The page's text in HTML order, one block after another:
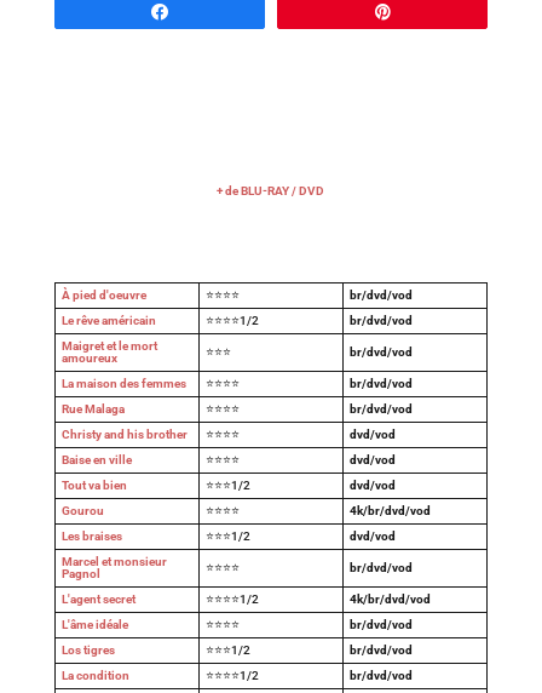
+ de BLU-RAY / DVD
À pied d'oeuvre ⭐⭐⭐⭐
br/dvd/vod
Le rêve américain
⭐⭐⭐⭐1/2
br/dvd/vod
Maigret et le mort
amoureux
⭐⭐⭐ br/dvd/vod
La maison des femmes ⭐⭐⭐⭐
br/dvd/vod
Rue Malaga
⭐⭐⭐⭐
br/dvd/vod
Christy and his brother
⭐⭐⭐⭐
dvd/vod
Baise en ville
⭐⭐⭐⭐
dvd/vod
Tout va bien
⭐⭐⭐1/2
dvd/vod
Gourou
⭐⭐⭐⭐
4k/br/dvd/vod
Les braises
⭐⭐⭐1/2
dvd/vod
Marcel et monsieur
Pagnol
⭐⭐⭐⭐ br/dvd/vod
L'agent secret ⭐⭐⭐⭐1/2
4k/br/dvd/vod
L'âme idéale
⭐⭐⭐⭐
br/dvd/vod
Los tigres
⭐⭐⭐1/2
br/dvd/vod
La condition
⭐⭐⭐⭐1/2
br/dvd/vod